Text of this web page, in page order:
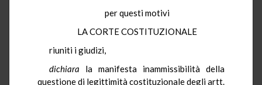
per questi motivi
LA CORTE COSTITUZIONALE
riuniti i giudizi,
dichiara la manifesta inammissibilità della
questione di legittimità costituzionale degli artt.